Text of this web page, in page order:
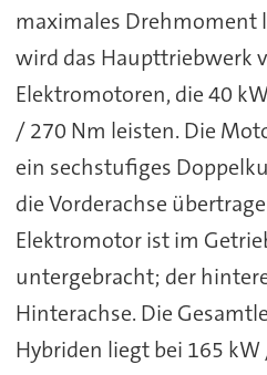
maximales Drehmoment
wird das Haupttriebwerk
Elektromotoren, die 40
/ 270 Nm leisten. Die
ein sechstufiges
die Vorderachse
Elektromotor ist im
untergebracht; der
Hinterachse. Die
Hybriden liegt bei 165 kW